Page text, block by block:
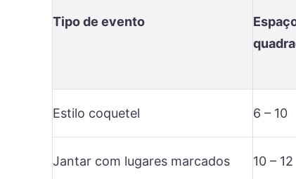
Tipo de evento
Estilo coquetel 6 – 10
Jantar com lugares marcados 10 – 12